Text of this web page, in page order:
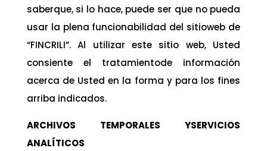
saberque, si lo hace, puede ser que no pueda
usar la plena funcionabilidad del sitioweb de
“FINCRILI”. Al utilizar este sitio web, Usted
consiente el tratamientode información
acerca de Usted en la forma y para los fines
arriba indicados.
ARCHIVOS TEMPORALES YSERVICIOS
ANALÍTICOS